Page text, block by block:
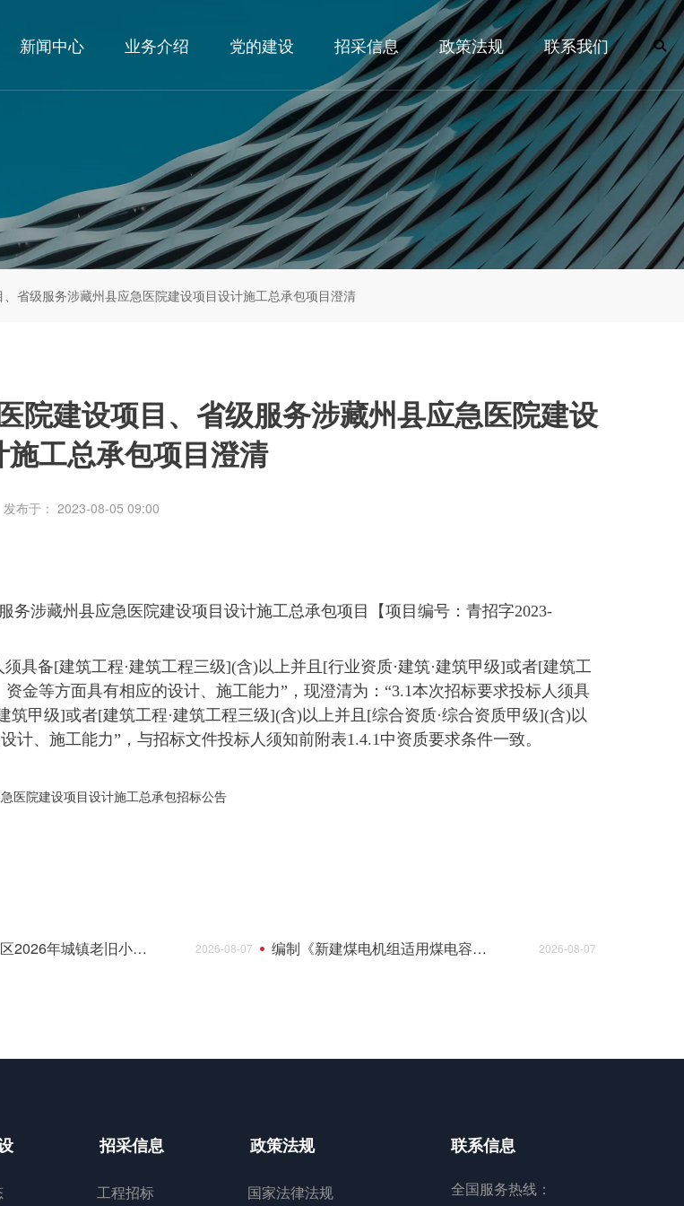
新闻中心 业务介绍 党的建设 招采信息 政策法规 联系我们
省级服务涉藏州县应急医院建设项目设计施工总承包项目澄清
院建设项目、省级服务涉藏州县应急医院建设
工总承包项目澄清
发布于： 2023-08-05 09:00
涉藏州县应急医院建设项目设计施工总承包项目【项目编号：青招字2023-
具备[建筑工程·建筑工程三级](含)以上并且[行业资质·建筑·建筑甲级]或者[建筑工
金等方面具有相应的设计、施工能力”，现澄清为：“3.1本次招标要求投标人须具
筑甲级]或者[建筑工程·建筑工程三级](含)以上并且[综合资质·综合资质甲级](含)以
、施工能力”，与招标文件投标人须知前附表1.4.1中资质要求条件一致。
医院建设项目设计施工总承包招标公告
西宁市城中区2026年城镇老旧小区综合墅治项目--民俗风情园等2个小区监理成交结果公告 2026-08-07 编制《新建煤电机组适用煤电容量电价机制认定及老旧机组关停技术评估》成交结果公告 2026-08-07
招采信息
工程招标
政策法规
国家法律法规
联系信息
全国服务热线：